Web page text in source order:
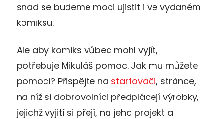
snad se budeme moci ujistit i ve vydaném
komiksu.
Ale aby komiks vůbec mohl vyjít,
potřebuje Mikuláš pomoc. Jak mu můžete
pomoci? Přispějte na startovači, stránce,
na níž si dobrovolníci předplácejí výrobky,
jejichž vyjití si přejí, na jeho projekt a